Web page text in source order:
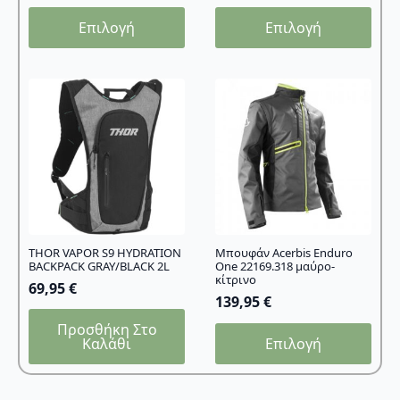
Επιλογή
Αυτό
προϊόν
πολλαπλές
παραλλαγές.
επιλογές
μπορούν
επιλεγούν
σελίδα
του
προϊόντος
Επιλογή
Αυτό
προϊόν
πολλαπλές
παραλλαγές.
επιλογές
μπορούν
επιλεγούν
σελίδα
του
προϊόντος
THOR VAPOR S9 HYDRATION
BACKPACK GRAY/BLACK 2L
69,95€
Προσθήκη Στο
Καλάθι
Μπουφάν Acerbis Enduro
One 22169.318 μαύρο-
κίτρινο
139,95€
Επιλογή
Αυτό
προϊόν